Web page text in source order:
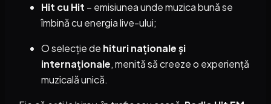
Hit cu Hit – emisiunea unde muzica bună se
îmbină cu energia live-ului;
O selecție de hituri naționale și
internaționale, menită să creeze o experiență
muzicală unică.